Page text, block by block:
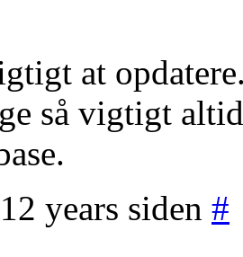
at
så vigtigt
years siden #